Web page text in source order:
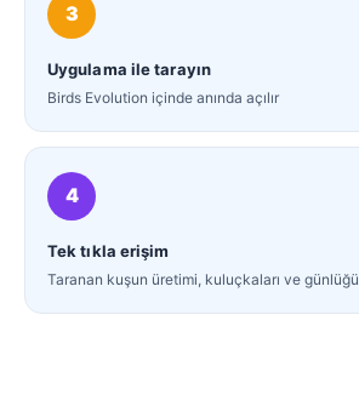
3
Uygulama ile tarayın
Birds Evolution içinde anında açılır
4
Tek tıkla erişim
Taranan kuşun üretimi, kuluçkaları ve günlüğü